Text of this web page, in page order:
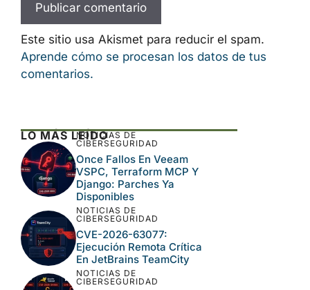
Este sitio usa Akismet para reducir el spam.
Aprende cómo se procesan los datos de tus
comentarios.
LO MÁS LEÍDO
NOTICIAS DE
CIBERSEGURIDAD
Once Fallos En Veeam
VSPC, Terraform MCP Y
Django: Parches Ya
Disponibles
NOTICIAS DE
CIBERSEGURIDAD
CVE-2026-63077:
Ejecución Remota Crítica
En JetBrains TeamCity
NOTICIAS DE
CIBERSEGURIDAD